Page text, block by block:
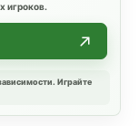
игроков.
Играйте